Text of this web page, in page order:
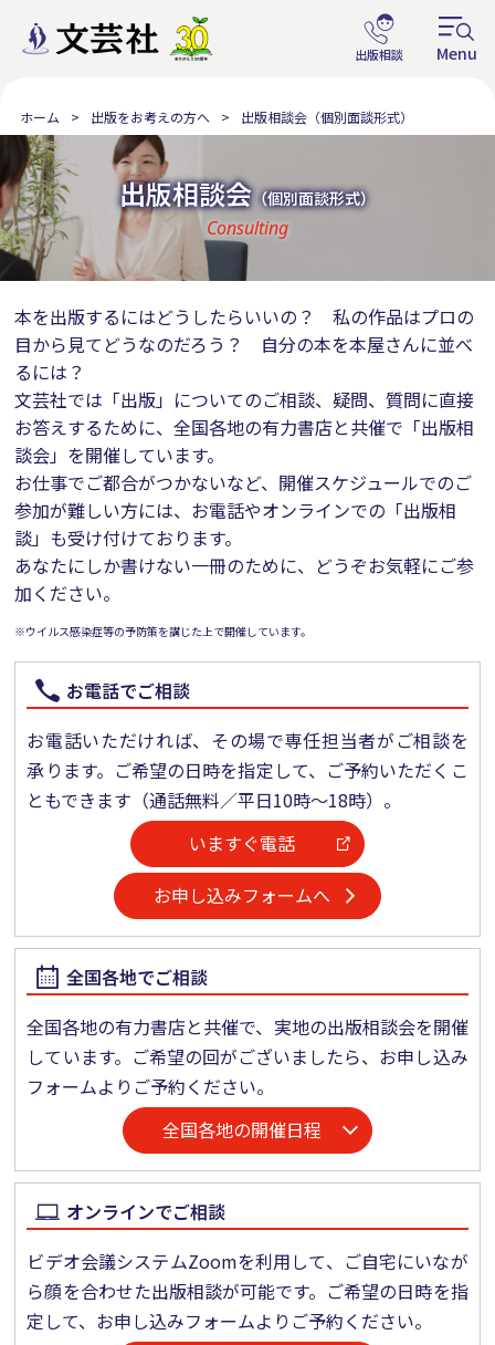
ホーム 出版をお考えの方へ 出版相談会（個別面談形式）
出版相談会 （個別面談形式）
Consulting
本を出版するにはどうしたらいいの？ 私の作品はプロの
目から見てどうなのだろう？ 自分の本を本屋さんに並べ
るには？
文芸社では「出版」についてのご相談、疑問、質問に直接
お答えするために、全国各地の有力書店と共催で「出版相
談会」を開催しています。
お仕事でご都合がつかないなど、開催スケジュールでのご
参加が難しい方には、お電話やオンラインでの「出版相
談」も受け付けております。
あなたにしか書けない一冊のために、どうぞお気軽にご参
加ください。
※ウイルス感染症等の予防策を講じた上で開催しています。
お電話でご相談
お電話いただければ、その場で専任担当者がご相談を
承ります。ご希望の日時を指定して、ご予約いただくこ
ともできます（通話無料／平日10時～18時）。
いますぐ電話
お申し込みフォームへ
全国各地でご相談
全国各地の有力書店と共催で、実地の出版相談会を開催
しています。ご希望の回がございましたら、お申し込み
フォームよりご予約ください。
全国各地の開催日程
オンラインでご相談
ビデオ会議システムZoomを利用して、ご自宅にいなが
ら顔を合わせた出版相談が可能です。ご希望の日時を指
定して、お申し込みフォームよりご予約ください。